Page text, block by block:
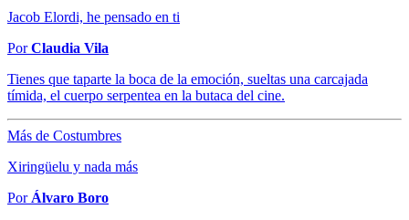
Jacob Elordi, he pensado en ti
PorClaudia Vila
Tienes que taparte la boca de la emoción, sueltas una carcajada
tímida, el cuerpo serpentea en la butaca del cine.
Más de Costumbres
Xiringüelu y nada más
Por Álvaro Boro